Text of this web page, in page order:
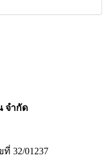
จำกัด
32/01237